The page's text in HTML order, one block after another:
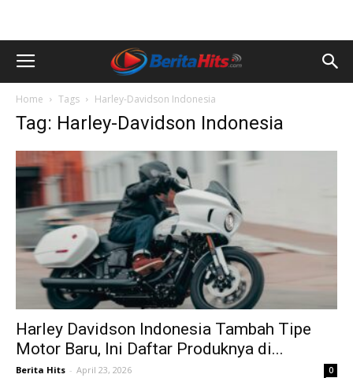
Home Tags Harley-Davidson Indonesia
Tag: Harley-Davidson Indonesia
Harley Davidson Indonesia Tambah Tipe
Motor Baru, Ini Daftar Produknya di...
Berita Hits - April 23, 2026 0